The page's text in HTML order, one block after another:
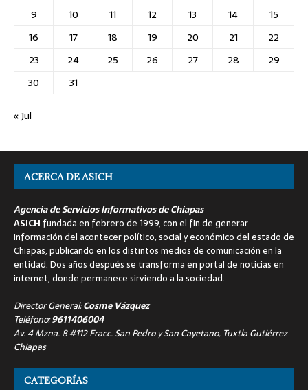
9
10 11 12 13 14
15
16
17 18 19 20 21
22
23
24 25 26 27 28
29
30
31
« Jul
ACERCA DE ASICH
Agencia de Servicios Informativos de Chiapas
ASICH fundada en febrero de 1999, con el fin de generar
información del acontecer político, social y económico del estado de
Chiapas, publicando en los distintos medios de comunicación en la
entidad. Dos años después se transforma en portal de noticias en
internet, donde permanece sirviendo a la sociedad.
Director General:Cosme Vázquez
Teléfono:9611406004
Av. 4 Mzna. 8 #112 Fracc. San Pedro y San Cayetano, Tuxtla Gutiérrez
Chiapas
CATEGORÍAS